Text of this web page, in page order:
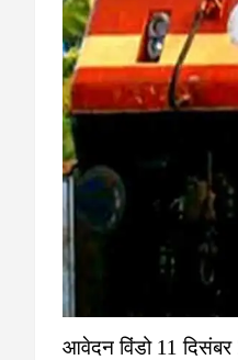
आवेदन विंडो 11